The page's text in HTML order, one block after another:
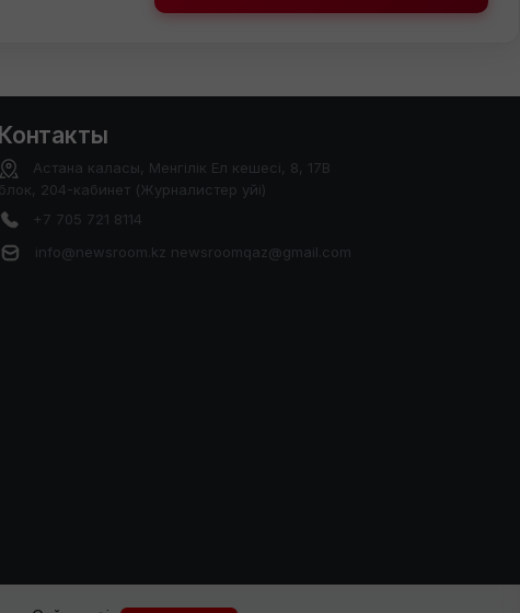
Контакты
Астана каласы, Менгілік Ел кешесі, 8, 17В
блок, 204-кабинет (Журналистер уйі)
+7 705 721 8114
info@newsroom.kz newsroomqaz@gmail.com